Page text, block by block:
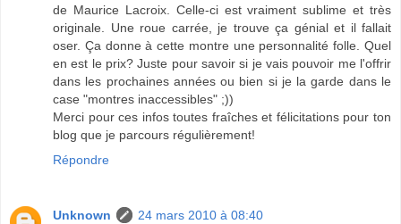
de Maurice Lacroix. Celle-ci est vraiment sublime et très
originale. Une roue carrée, je trouve ça génial et il fallait
oser. Ça donne à cette montre une personnalité folle. Quel
en est le prix? Juste pour savoir si je vais pouvoir me l'offrir
dans les prochaines années ou bien si je la garde dans le
case "montres inaccessibles" ;))
Merci pour ces infos toutes fraîches et félicitations pour ton
blog que je parcours régulièrement!
Répondre
Unknown
24 mars 2010 à 08:40